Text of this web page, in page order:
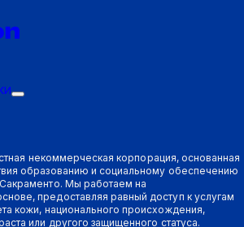
Подменю
поддержки
некоммерческая корпорация, основанная
образованию и социальному обеспечению
Мы работаем на
предоставляя равный доступ к услугам
кожи, национального происхождения,
или другого защищенного статуса.